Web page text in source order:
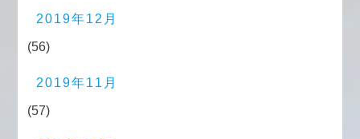
2019年12月
(56)
2019年11月
(57)